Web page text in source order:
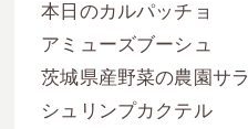
本日のカルパッチョ
アミューズブーシュ
茨城県産野菜の農園サ
シュリンプカクテル